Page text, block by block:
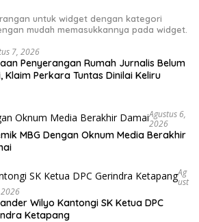
untuk widget dengan kategori
mudah memasukkannya pada widget.
7, 2026
Penyerangan Rumah Jurnalis Belum
Klaim Perkara Tuntas Dinilai Keliru
Agustus 6,
2026
MBG Dengan Oknum Media Berakhir
Ag
Ust
2026
Wilyo Kantongi SK Ketua DPC
Ketapang